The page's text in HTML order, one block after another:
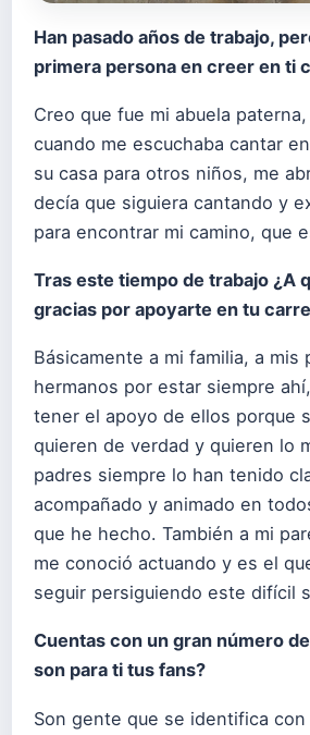
Han pasado años de trabajo,
primera persona en creer en ti
Creo que fue mi abuela
cuando me escuchaba cantar
su casa para otros niños, me
decía que siguiera cantando y
para encontrar mi camino, que
Tras este tiempo de trabajo ¿A
gracias por apoyarte en tu
Básicamente a mi familia, a mis
hermanos por estar siempre
tener el apoyo de ellos porque
quieren de verdad y quieren lo
padres siempre lo han tenido
acompañado y animado en
que he hecho. También a mi
me conoció actuando y es el
seguir persiguiendo este difícil
Cuentas con un gran número
son para ti tus fans?
Son gente que se identifica